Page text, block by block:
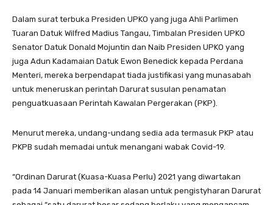
Dalam surat terbuka Presiden UPKO yang juga Ahli Parlimen
Tuaran Datuk Wilfred Madius Tangau, Timbalan Presiden UPKO
Senator Datuk Donald Mojuntin dan Naib Presiden UPKO yang
juga Adun Kadamaian Datuk Ewon Benedick kepada Perdana
Menteri, mereka berpendapat tiada justifikasi yang munasabah
untuk meneruskan perintah Darurat susulan penamatan
penguatkuasaan Perintah Kawalan Pergerakan (PKP).
Menurut mereka, undang-undang sedia ada termasuk PKP atau
PKPB sudah memadai untuk menangani wabak Covid-19.
“Ordinan Darurat (Kuasa-Kuasa Perlu) 2021 yang diwartakan
pada 14 Januari memberikan alasan untuk pengistyharan Darurat